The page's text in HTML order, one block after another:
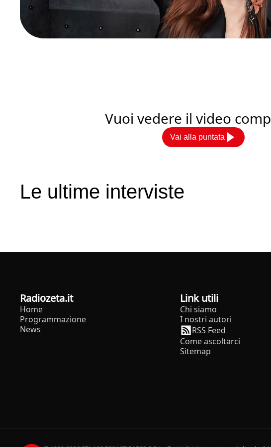
Vuoi vedere il video
Vai alla puntata
Le ultime interviste
radiozeta.it
Home
Programmazione
News
Link utili
Chi siamo
I nostri autori
RSS Feed
Come ascoltarci
Sitemap